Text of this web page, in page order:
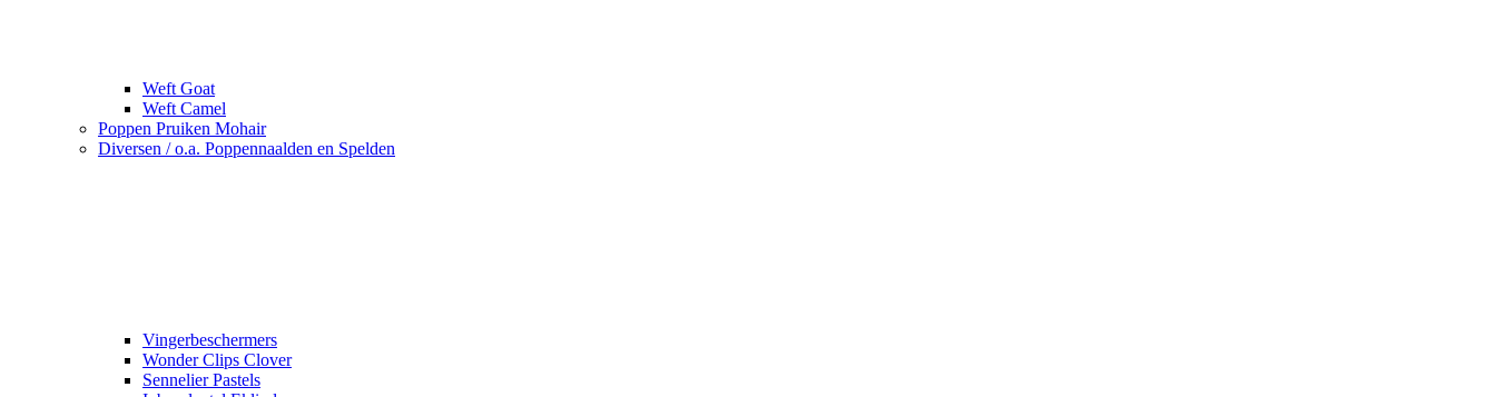
Weft Goat
Weft Camel
Poppen Pruiken Mohair
Diversen / o.a. Poppennaalden en Spelden
Vingerbeschermers
Wonder Clips Clover
Sennelier Pastels